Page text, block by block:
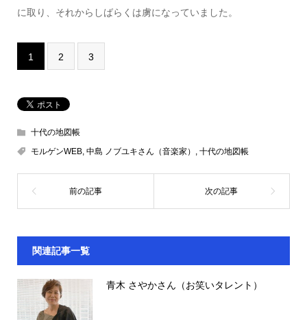
に取り、それからしばらくは虜になっていました。
1 2 3
十代の地図帳
モルゲンWEB, 中島 ノブユキさん（音楽家） , 十代の地図帳
関連記事一覧
青木 さやかさん（お笑いタレント）